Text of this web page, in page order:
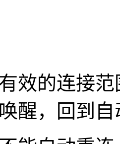
效的连接
醒，回到